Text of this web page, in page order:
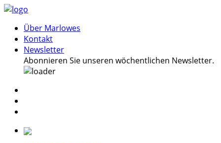
Über Marlowes
Kontakt
Newsletter
Abonnieren Sie unseren wöchentlichen Newsletter.